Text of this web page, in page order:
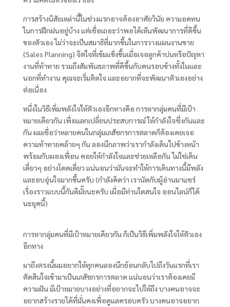
การสร้างนิสัยเหล่านี้ในช่วงแรกอาจต้องอาศัยวินัย ความอดทน
ในการฝึกฝนอยู่บ้าง แต่เชื่อเถอะว่าพอได้เห็นพัฒนาการที่ดีขึ้น
ของตัวเอง ไม่ว่าจะเป็นสมาธิที่มากขึ้นในการวางแผนงานขาย
(Sales Planning) จิตใจที่เข้มแข็งขึ้นเมื่อเจอลูกค้าบ่นหรือปัญหา
งานที่ท้าทาย รวมถึงสัมพันธภาพที่ดีขึ้นกับคนรอบข้างทั้งในและ
นอกที่ทำงาน คุณจะเริ่มติดใจ และอยากที่จะพัฒนาตัวเองอย่าง
ต่อเนื่อง
หนึ่งในวิธีเพิ่มพลังใจให้ตัวเองอีกทางคือ การหากลุ่มคนที่มีเป้า
หมายเดียวกัน เพื่อแลกเปลี่ยนประสบการณ์ ให้กำลังใจซึ่งกันและ
กัน ผมเชื่อว่าหลายคนในกลุ่มเภสัชกรการตลาดก็ต้องเคยเจอ
ความท้าทายคล้ายๆ กัน ลองนึกภาพว่าเรากำลังเดินไปข้างหน้า
พร้อมกับผองเพื่อน คอยให้กำลังใจและช่วยเหลือกัน ไม่ใช่เดิน
เดี่ยวๆ อย่างโดดเดี่ยว แน่นอนว่ามันจะทำให้การเดินทางนี้มีพลัง
และอบอุ่นใจมากขึ้นครับ (กำลังคิดว่า เรานัดกับผู้อ่านมาแชร์
เรื่องราวแบบนี้กันดีมั๊ยนะครับ เผื่อมีท่านใดสนใจ ออนไลน์ก็ได้
นะยุคนี้)
การหากลุ่มคนที่มีเป้าหมายเดียวกัน ก็เป็นวิธีเพิ่มพลังใจให้ตัวเอง
อีกทาง
มาถึงตรงนี้ผมอยากให้ทุกคนลองนึกย้อนกลับไปถึงวันแรกที่เรา
ตัดสินใจเข้ามาเป็นเภสัชกรการตลาด แน่นอนว่าเราต้องเคยมี
ความฝัน มีเป้าหมายบางอย่างที่อยากจะไปให้ถึง บางคนอาจจะ
อยากสร้างรายได้ที่มั่นคงเพื่อดูแลครอบครัว บางคนอาจอยาก